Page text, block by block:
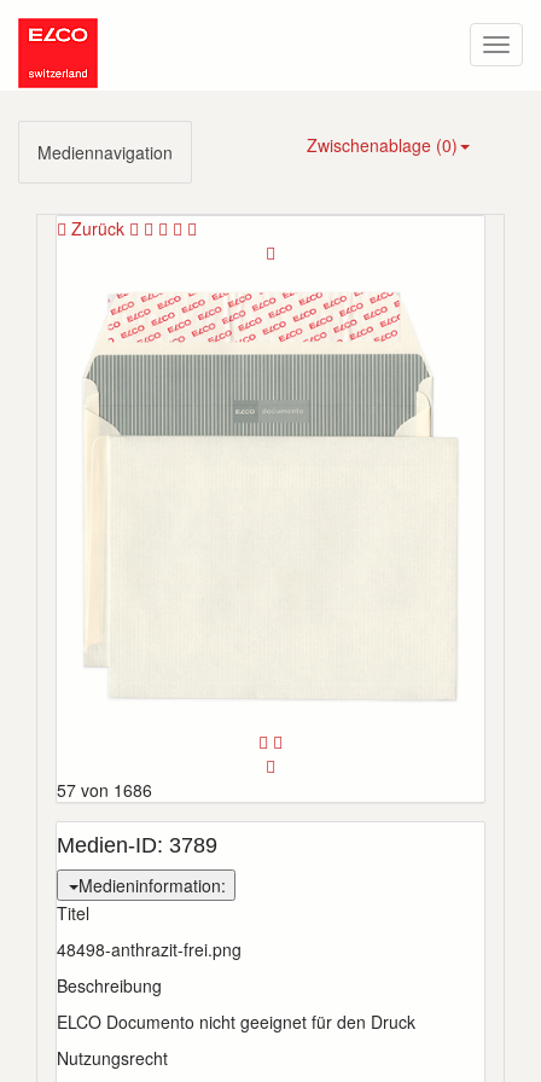
Mediennavigation Zwischenablage (0)
Zurück
57 von 1686
Medien-ID: 3789
Medieninformation:
Titel
48498-anthrazit-frei.png
Beschreibung
ELCO Documento nicht geeignet für den Druck
Nutzungsrecht